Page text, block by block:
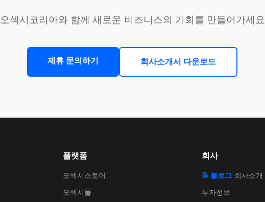
오섹시코리아와 함께 새로운 비즈니스의 기회를 만들어가세요
제휴 문의하기 회사소개서 다운로드
플랫폼
오섹시스토어
오섹시몰
회사
📝 블로그 회사소개
투자정보